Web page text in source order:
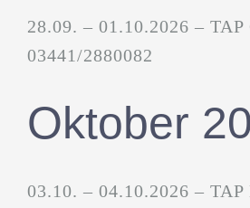
28.09. – 01.10.2026 – TAP
03441/2880082
Oktober
03.10. – 04.10.2026 –